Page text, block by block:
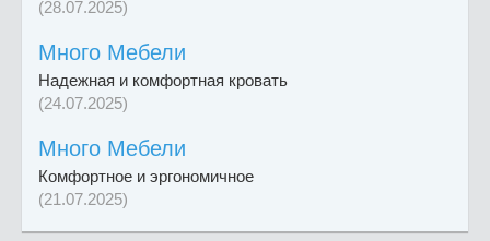
(28.07.2025)
Много Мебели
Надежная и комфортная кровать
(24.07.2025)
Много Мебели
Комфортное и эргономичное
(21.07.2025)